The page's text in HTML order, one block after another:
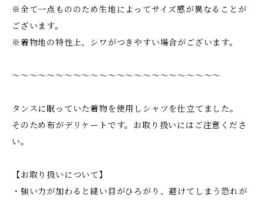
※全て一点もののため生地によってサイズ感が異なることが
ございます。
※着物地の特性上、シワがつきやすい場合がございます。
〜〜〜〜〜〜〜〜〜〜〜〜〜〜〜〜〜〜〜〜〜〜〜〜
タンスに眠っていた着物を使用しシャツを仕立てました。
そのため布がデリケートです。お取り扱いにはご注意くださ
い。
【お取り扱いについて】
・強い力が加わると縫い目がひろがり、避けてしまう恐れが